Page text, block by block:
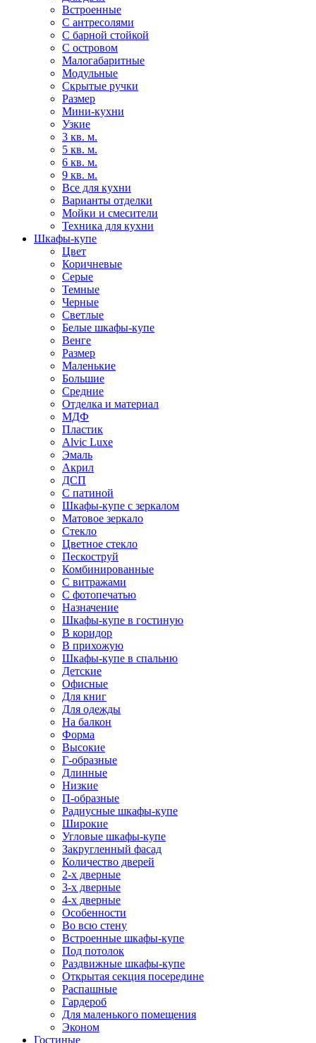
Встроенные
С антресолями
С барной стойкой
С островом
Малогабаритные
Модульные
Скрытые ручки
Размер
Мини-кухни
Узкие
3 кв. м.
5 кв. м.
6 кв. м.
9 кв. м.
Все для кухни
Варианты отделки
Мойки и смесители
Техника для кухни
Шкафы-купе
Цвет
Коричневые
Серые
Темные
Черные
Светлые
Белые шкафы-купе
Венге
Размер
Маленькие
Большие
Средние
Отделка и материал
МДФ
Пластик
Alvic Luxe
Эмаль
Акрил
ДСП
С патиной
Шкафы-купе с зеркалом
Матовое зеркало
Стекло
Цветное стекло
Пескоструй
Комбинированные
С витражами
С фотопечатью
Назначение
Шкафы-купе в гостиную
В коридор
В прихожую
Шкафы-купе в спальню
Детские
Офисные
Для книг
Для одежды
На балкон
Форма
Высокие
Г-образные
Длинные
Низкие
П-образные
Радиусные шкафы-купе
Широкие
Угловые шкафы-купе
Закругленный фасад
Количество дверей
2-х дверные
3-х дверные
4-х дверные
Особенности
Во всю стену
Встроенные шкафы-купе
Под потолок
Раздвижные шкафы-купе
Открытая секция посередине
Распашные
Гардероб
Для маленького помещения
Эконом
Гостиные